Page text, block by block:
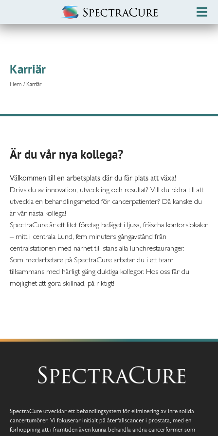
Karriär
Hem / Karriär
Är du vår nya kollega?
Välkommen till en arbetsplats där du får plats att växa!
Drivs du av innovation, utveckling och resultat? Vill du bidra till att
utveckla en behandlingsmetod för cancerpatienter? Då kanske du
är vår nästa kollega!
SpectraCure är ett litet företag beläget i ljusa, fräscha kontorslokaler
– mitt i centrala Lund, fem minuters gångavstånd från
centralstationen med närhet till stans alla lunchrestauranger.
Som medarbetare på SpectraCure arbetar du i ett team
tillsammans med härligt gäng duktiga kollegor. Hos oss får du
möjlighet att göra skillnad, på riktigt!
SpectraCure utvecklar ett behandlingsystem för eliminering av inre solida
cancertumörer. Vi fokuserar initialt på återfallscancer i prostata, med en
förhoppning att i framtiden även kunna behandla andra cancerformer som